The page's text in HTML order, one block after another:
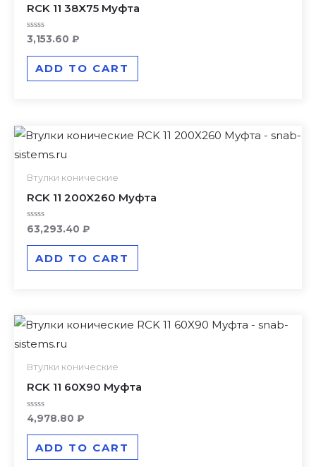
RCK 11 38X75 Муфта
Rated
out
3,153.60 ₽
ADD TO CART
Втулки конические
RCK 11 200X260 Муфта
Rated
0
out
63,293.40 ₽
ADD TO CART
Втулки конические
RCK 11 60X90 Муфта
Rated
out
4,978.80 ₽
ADD TO CART